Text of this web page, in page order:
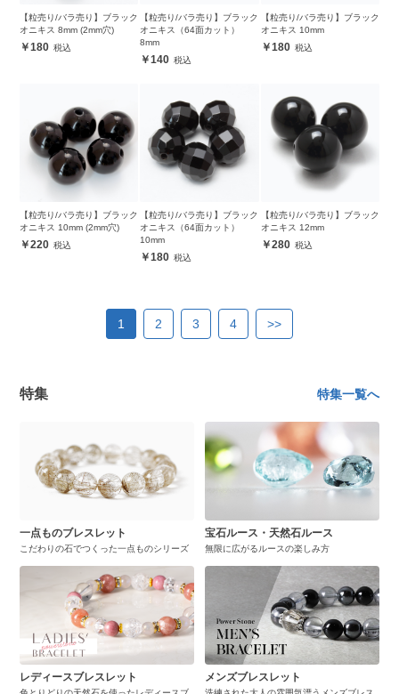
【粒売り/バラ売り】ブラック
オニキス 8mm (2mm穴)
180
【粒売り/バラ売り】ブラック
オニキス（64面カット）
8mm
140
【粒売り/バラ売り】ブラック
オニキス 10mm
180
【粒売り/バラ売り】ブラック
オニキス 10mm (2mm穴)
220
【粒売り/バラ売り】ブラック
オニキス（64面カット）
10mm
180
【粒売り/バラ売り】ブラック
オニキス 12mm
280
1 2 3 4 >>
特集 特集一覧へ
一点ものブレスレット
こだわりの石でつくった一点ものシリーズ
宝石ルース・天然石ルース
無限に広がるルースの楽しみ方
レディースブレスレット メンズブレスレット